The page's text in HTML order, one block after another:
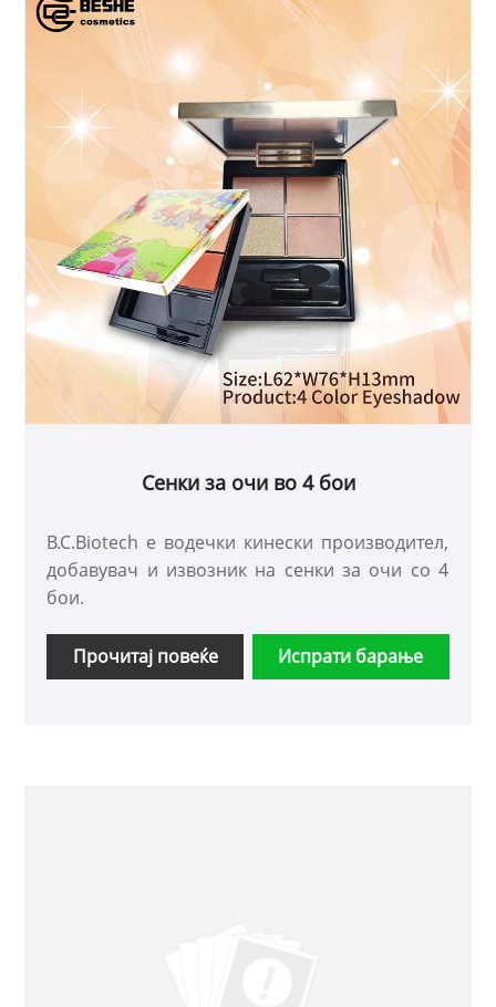
Сенки за очи во 4 бои
B.C.Biotech е водечки кинески производител,
добавувач и извозник на сенки за очи со 4
бои.
Прочитај повеќе Испрати барање